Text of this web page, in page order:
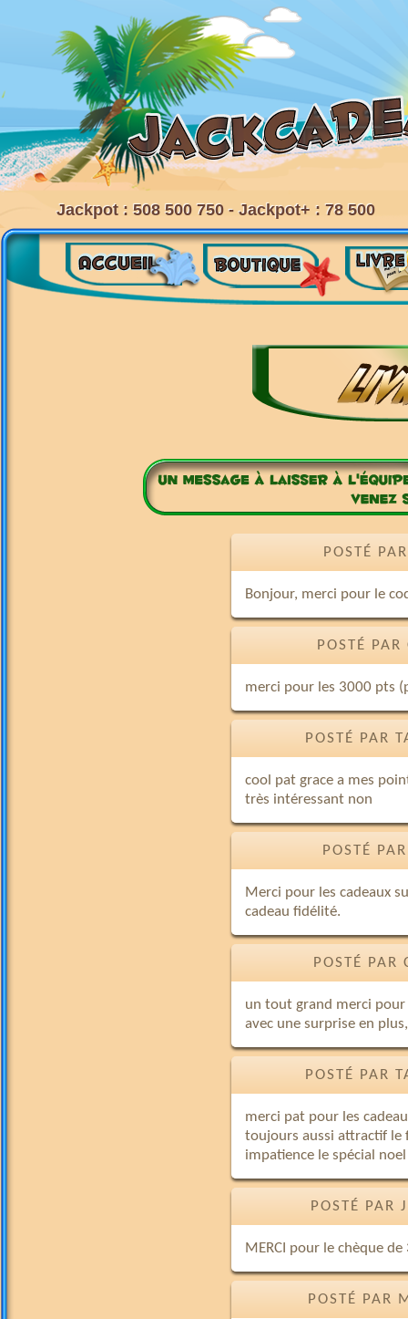
Jackpot : 508 500 750 - Jackpot+ : 78 500
POSTÉ
Bonjour, merci pour le
POSTÉ
merci pour les 3000 pts
POSTÉ PAR
cool pat grace a mes
très intéressant non
POSTÉ
Merci pour les cadeaux
cadeau fidélité.
POSTÉ
un tout grand merci pour
avec une surprise en
POSTÉ PAR
merci pat pour les
toujours aussi attractif le
impatience le spécial noel
POSTÉ
MERCI pour le chèque de
POSTÉ PAR